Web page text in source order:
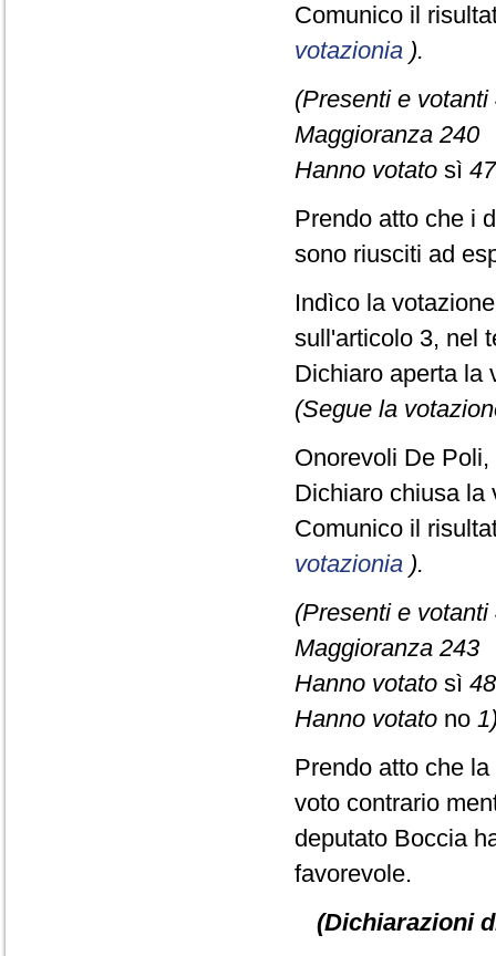
Comunico il
votazionia ).
(Presenti e votanti
Maggioranza 240
Hanno votato sì
Prendo atto che i
sono riusciti ad
Indìco la
sull'articolo 3, nel
Dichiaro aperta la
(Segue la
Onorevoli De
Dichiaro chiusa la
Comunico il
votazionia ).
(Presenti e votanti
Maggioranza 243
Hanno votato sì
Hanno votato no
Prendo atto che
voto contrario
deputato Boccia
favorevole.
(Dichiarazioni